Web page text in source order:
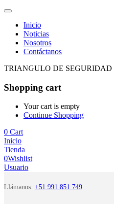
Inicio
Noticias
Nosotros
Contáctanos
TRIANGULO DE
Shopping cart
Your cart is empty
Continue Shopping
0 Cart
Inicio
Tienda
0Wishlist
Usuario
Llámanos: +51 991 851 749